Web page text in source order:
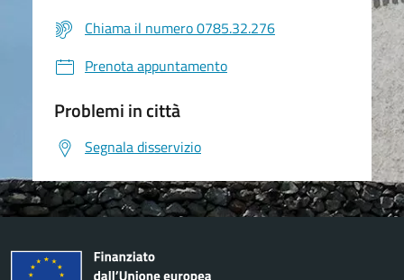
Chiama il numero 0785.32.276
Prenota appuntamento
Problemi in città
Segnala disservizio